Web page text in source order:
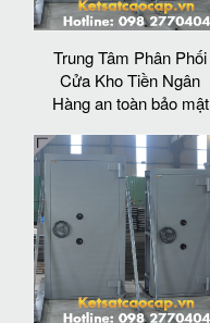
Trung Tâm Phân Phối
Cửa Kho Tiền Ngân
Hàng an toàn bảo mật